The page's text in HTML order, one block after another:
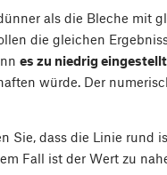
als die Bleche mit
die gleichen
es zu niedrig
würde. Der
Sie, dass die Linie rund
Fall ist der Wert zu